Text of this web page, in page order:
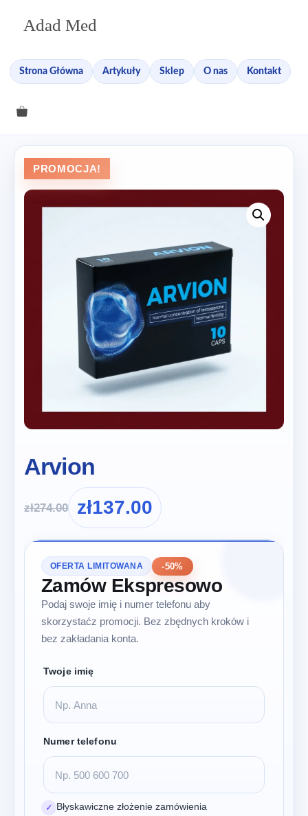
Adad Med
Strona Główna Artykuły Sklep O nas Kontakt
PROMOCJA!
Arvion
zł274.00 zł137.00
OFERTA LIMITOWANA -50%
Zamów Ekspresowo
Podaj swoje imię i numer telefonu aby
skorzystaćz promocji. Bez zbędnych kroków i
bez zakładania konta.
Twoje imię
Numer telefonu
✓ Błyskawiczne złożenie zamówienia